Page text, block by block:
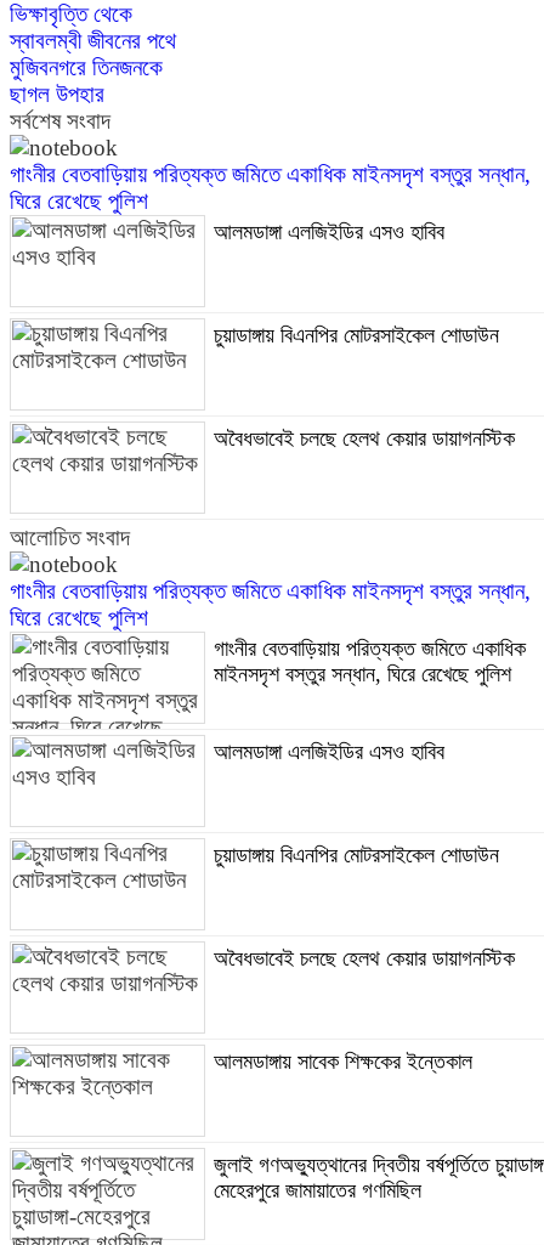
ভিক্ষাবৃত্তি থেকে
স্বাবলম্বী জীবনের পথে
মুজিবনগরে তিনজনকে
ছাগল উপহার
সর্বশেষ সংবাদ
গাংনীর বেতবাড়িয়ায় পরিত্যক্ত জমিতে একাধিক মাইনসদৃশ বস্তুর সন্ধান,
ঘিরে রেখেছে পুলিশ
আলমডাঙ্গা এলজিইডির এসও হাবিব
চুয়াডাঙ্গায় বিএনপির মোটরসাইকেল শোডাউন
অবৈধভাবেই চলছে হেলথ কেয়ার ডায়াগনস্টিক
আলোচিত সংবাদ
গাংনীর বেতবাড়িয়ায় পরিত্যক্ত জমিতে একাধিক মাইনসদৃশ বস্তুর সন্ধান,
ঘিরে রেখেছে পুলিশ
গাংনীর বেতবাড়িয়ায় পরিত্যক্ত জমিতে একাধিক
মাইনসদৃশ বস্তুর সন্ধান, ঘিরে রেখেছে পুলিশ
আলমডাঙ্গা এলজিইডির এসও হাবিব
চুয়াডাঙ্গায় বিএনপির মোটরসাইকেল শোডাউন
অবৈধভাবেই চলছে হেলথ কেয়ার ডায়াগনস্টিক
আলমডাঙ্গায় সাবেক শিক্ষকের ইন্তেকাল
জুলাই গণঅভ্যুত্থানের দ্বিতীয় বর্ষপূর্তিতে
মেহেরপুরে জামায়াতের গণমিছিল